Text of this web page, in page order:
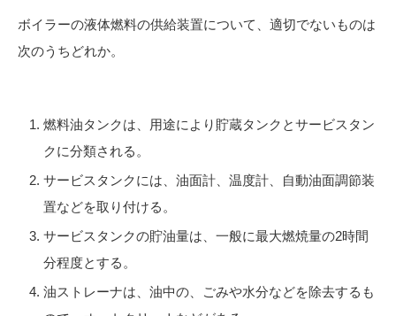
ボイラーの液体燃料の供給装置について、適切でないものは
次のうちどれか。
燃料油タンクは、用途により貯蔵タンクとサービスタン
クに分類される。
サービスタンクには、油面計、温度計、自動油面調節装
置などを取り付ける。
サービスタンクの貯油量は、一般に最大燃焼量の2時間
分程度とする。
油ストレーナは、油中の、ごみや水分などを除去するも